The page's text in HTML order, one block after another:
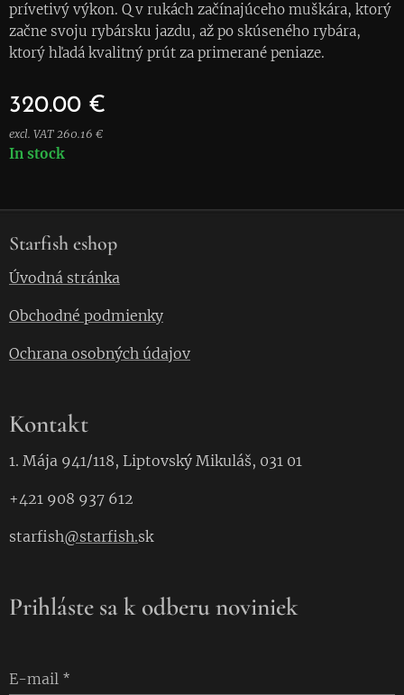
prívetivý výkon. Q v rukách začínajúceho muškára, ktorý
začne svoju rybársku jazdu, až po skúseného rybára,
ktorý hľadá kvalitný prút za primerané peniaze.
320.00 €
excl. VAT 260.16 €
In stock
Starfish eshop
Úvodná stránka
Obchodné podmienky
Ochrana osobných údajov
Kontakt
1. Mája 941/118, Liptovský Mikuláš, 031 01
+421 908 937 612
starfish@starfish.sk
Prihláste sa k odberu noviniek
E-mail